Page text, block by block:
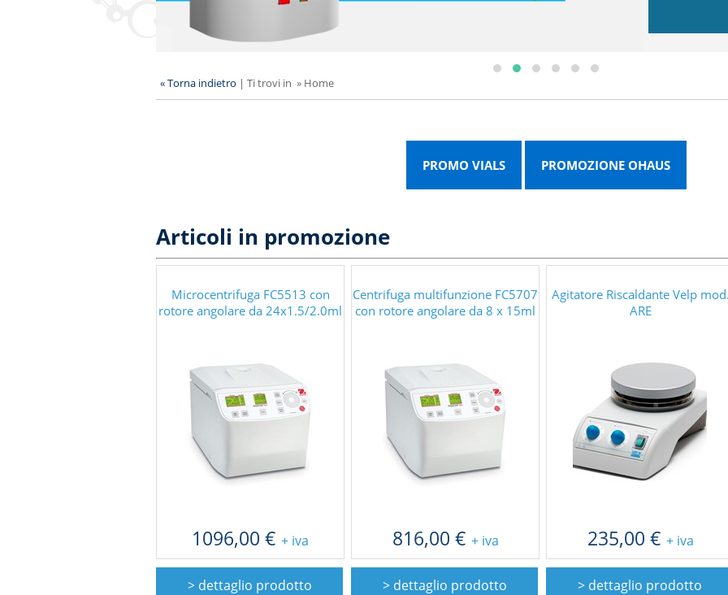
« Torna indietro | Ti trovi in » Home
PROMO VIALS PROMOZIONE OHAUS
Articoli in promozione
Microcentrifuga FC5513 con
rotore angolare da 24x1.5/2.0ml
1096,00 € + iva
> dettaglio prodotto
Centrifuga multifunzione FC5707
con rotore angolare da 8 x 15ml
816,00 € + iva
> dettaglio prodotto
Agitatore Riscaldante Velp mod.
ARE
235,00 € + iva
> dettaglio prodotto